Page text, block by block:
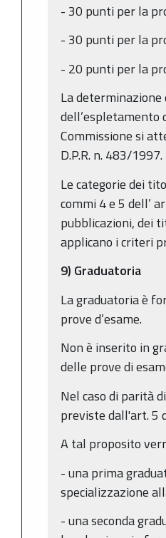
- 30 punti per la
- 30 punti per la
- 20 punti per la
La
dell’espletamento
Commissione si
D.P.R. n. 483/1997.
Le categorie dei
commi 4 e 5 dell’
pubblicazioni, dei
applicano i criteri
9) Graduatoria
La graduatoria è
prove d’esame.
Non è inserito in
delle prove di
Nel caso di parità
previste dall'art. 5
A tal proposito
- una prima
specializzazione
- una seconda